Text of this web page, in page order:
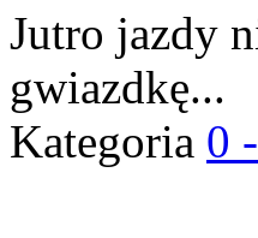
Jutro jazdy
gwiazdkę...
Kategoria 0